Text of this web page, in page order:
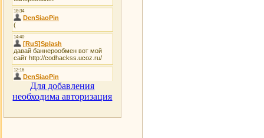
Для добавления
необходима авторизация